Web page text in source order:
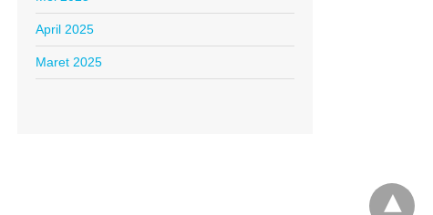
April 2025
Maret 2025